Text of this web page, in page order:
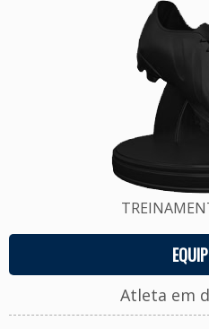
Atleta em